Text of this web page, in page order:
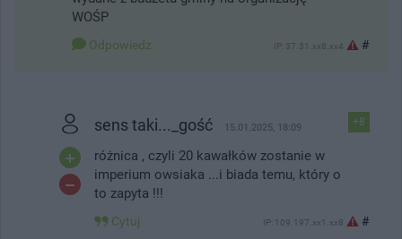
WOŚP
Odpowiedz IP: 37.31.xx8.xx4 #
+8
sens taki..._gość 15.01.2025, 18:09
różnica , czyli 20 kawałków zostanie w
imperium owsiaka ...i biada temu, który o
to zapyta !!!
Cytuj IP: 109.197.xx1.xx8 #